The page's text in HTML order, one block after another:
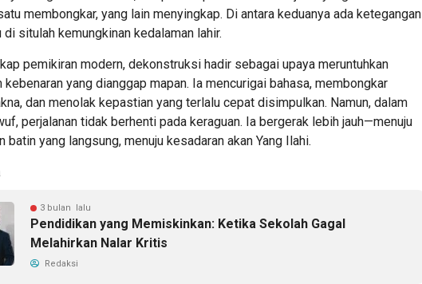
membongkar, yang lain menyingkap. Di antara keduanya ada ketegangan
situlah kemungkinan kedalaman lahir.
pemikiran modern, dekonstruksi hadir sebagai upaya meruntuhkan
kebenaran yang dianggap mapan. Ia mencurigai bahasa, membongkar
dan menolak kepastian yang terlalu cepat disimpulkan. Namun, dalam
perjalanan tidak berhenti pada keraguan. Ia bergerak lebih jauh—menuju
batin yang langsung, menuju kesadaran akan Yang Ilahi.
3 bulan lalu
Pendidikan yang Memiskinkan: Ketika Sekolah Gagal
Melahirkan Nalar Kritis
Redaksi